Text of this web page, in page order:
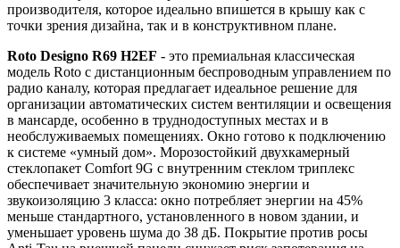
производителя, которое идеально впишется в крышу как с
точки зрения дизайна, так и в конструктивном плане.
Roto Designo R69 H2EF - это премиальная классическая
модель Roto с дистанционным беспроводным управлением по
радио каналу, которая предлагает идеальное решение для
организации автоматических систем вентиляции и освещения
в мансарде, особенно в труднодоступных местах и в
необслуживаемых помещениях. Окно готово к подключению
к системе «умный дом». Морозостойкий двухкамерный
стеклопакет Comfort 9G с внутренним стеклом триплекс
обеспечивает значительную экономию энергии и
звукоизоляцию 3 класса: окно потребляет энергии на 45%
меньше стандартного, установленного в новом здании, и
уменьшает уровень шума до 38 дБ. Покрытие против росы